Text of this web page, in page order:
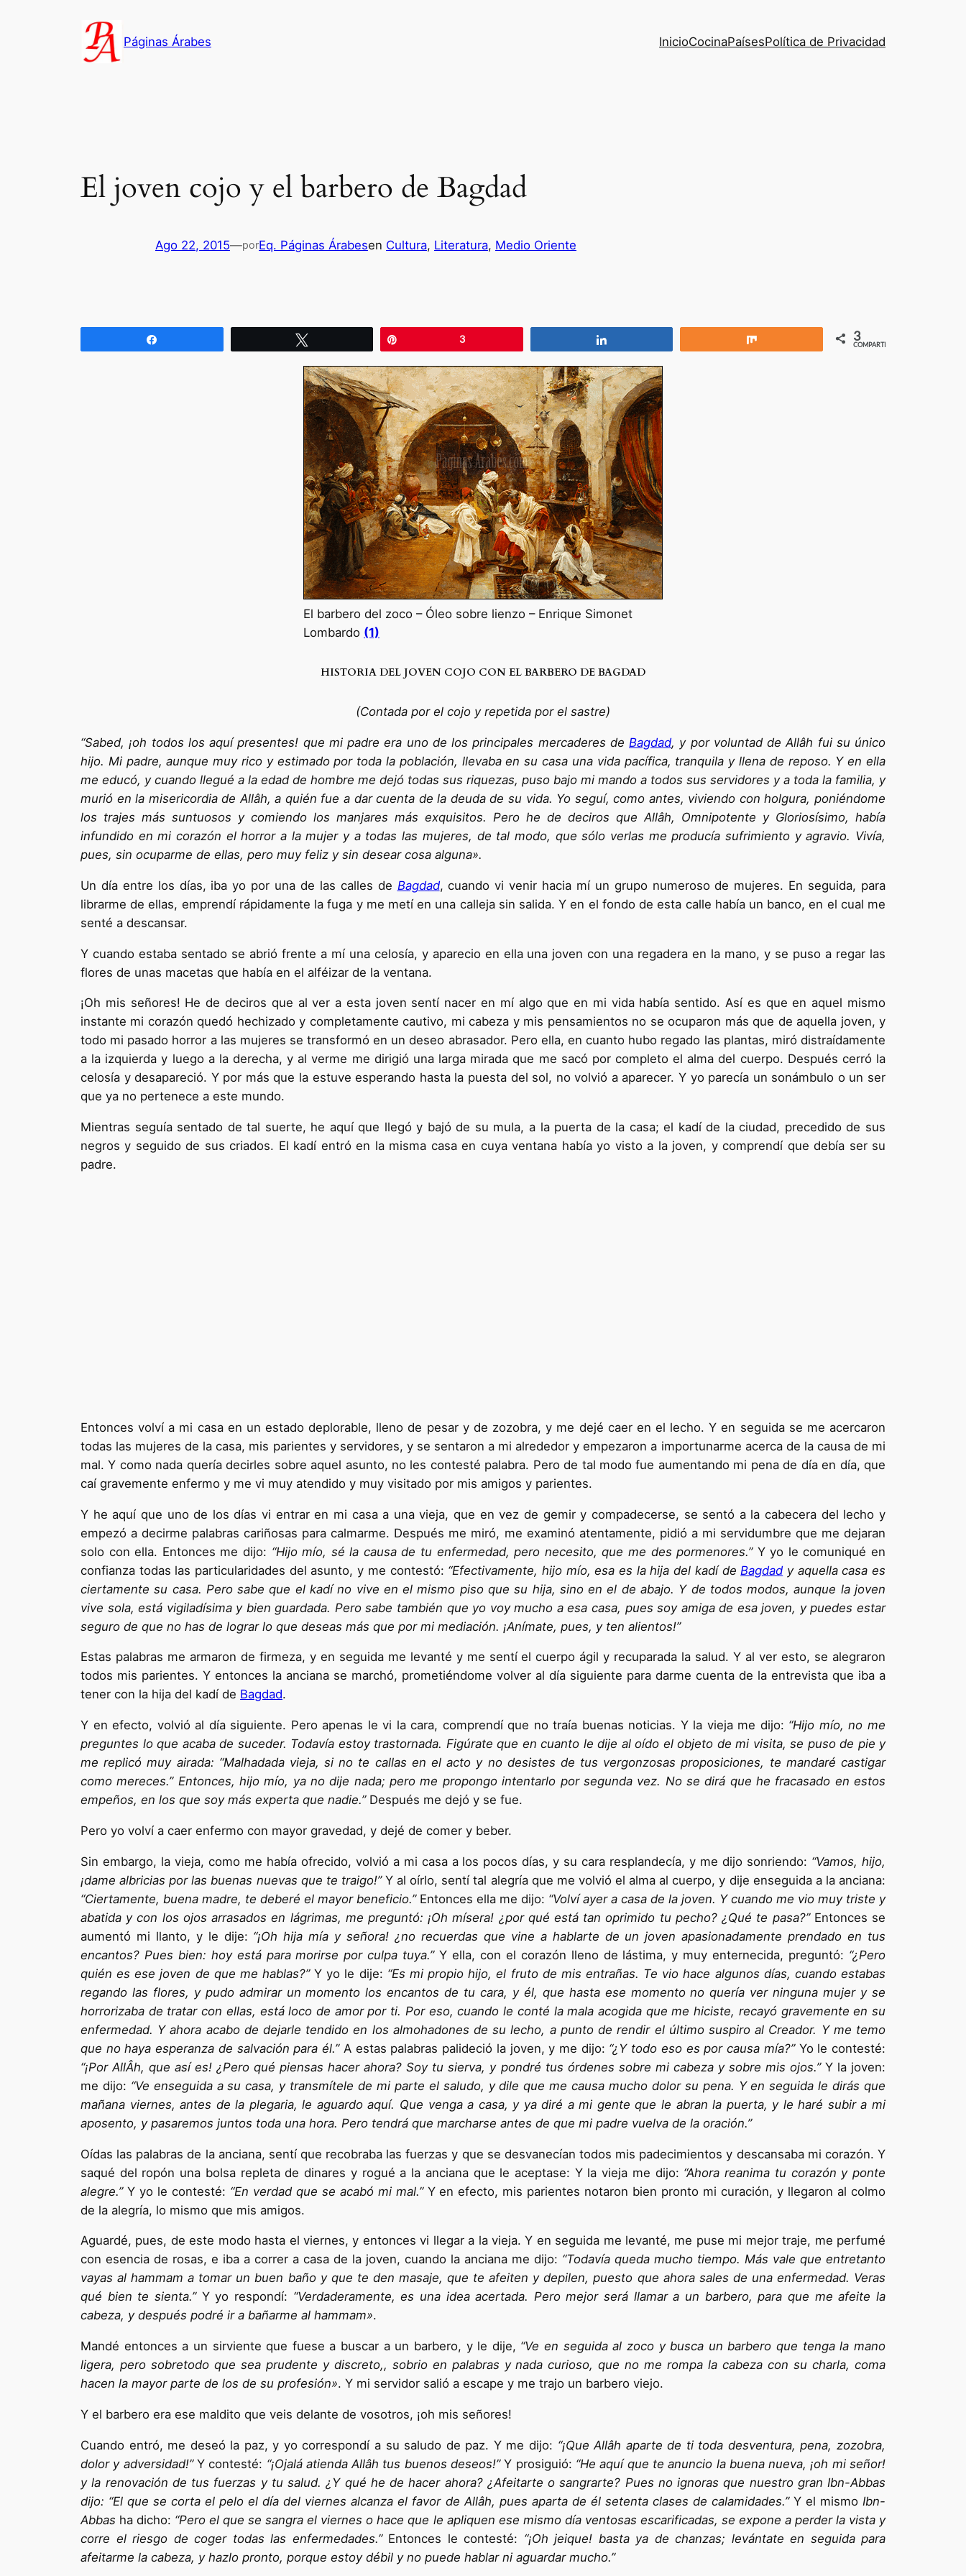
Páginas Árabes InicioCocinaPaísesPolítica de Privacidad
El joven cojo y el barbero de Bagdad
Ago 22, 2015—porEq. Páginas Árabesen Cultura, Literatura, Medio Oriente
3 3
COMPARTIR
El barbero del zoco – Óleo sobre lienzo – Enrique Simonet
Lombardo (1)
HISTORIA DEL JOVEN COJO CON EL BARBERO DE BAGDAD
(Contada por el cojo y repetida por el sastre)
“Sabed, ¡oh todos los aquí pre­sentes! que mi padre era uno de los principales mercaderes de Bagdad, y por voluntad de Allâh fui su único
hijo. Mi padre, aunque muy rico y estimado por toda la población, lle­vaba en su casa una vida pacífica, tranquila y llena de reposo. Y en ella
me educó, y cuando llegué a la edad de hombre me dejó todas sus riquezas, puso bajo mi mando a todos sus servidores y a toda la familia, y
murió en la misericordia de Allâh, a quién fue a dar cuenta de la deuda de su vida. Yo seguí, como antes, viviendo con holgura, poniéndome
los trajes más suntuosos y comiendo los manjares más exquisitos. Pero he de deciros que Allâh, Omnipotente y Gloriosísimo, había
infundido en mi corazón el horror a la mujer y a todas las mujeres, de tal modo, que sólo verlas me producía sufrimiento y agravio. Vi­vía,
pues, sin ocuparme de ellas, pero muy feliz y sin desear cosa alguna».
Un día entre los días, iba yo por una de las calles de Bagdad, cuando vi venir hacia mí un grupo nume­roso de mujeres. En seguida, para
librarme de ellas, emprendí rápida­mente la fuga y me metí en una calleja sin salida. Y en el fondo de esta calle había un banco, en el cual me
senté a descansar.
Y cuando estaba sentado se abrió frente a mí una celosía, y aparecio en ella una joven con una regadera en la mano, y se puso a regar las
flores de unas macetas que había en el alféizar de la ventana.
¡Oh mis señores! He de deciros que al ver a esta joven sentí nacer en mí algo que en mi vida había sentido. Así es que en aquel mismo
instante mi corazón quedó hechi­zado y completamente cautivo, mi cabeza y mis pensamientos no se ocuparon más que de aquella joven, y
todo mi pasado horror a las muje­res se transformó en un deseo abra­sador. Pero ella, en cuanto hubo regado las plantas, miró distraída­mente
a la izquierda y luego a la derecha, y al verme me dirigió una larga mirada que me sacó por com­pleto el alma del cuerpo. Después cerró la
celosía y desapareció. Y por más que la estuve esperando hasta la puesta del sol, no volvió a aparecer. Y yo parecía un sonámbulo o un ser
que ya no pertenece a este mundo.
Mientras seguía sentado de tal suerte, he aquí que llegó y bajó de su mula, a la puerta de la casa; el kadí de la ciudad, precedido de sus
negros y seguido de sus criados. El kadí entró en la misma casa en cuya ventana había yo visto a la joven, y comprendí que debía ser su
padre.
Entonces volví a mi casa en un estado deplorable, lleno de pesar y de zozobra, y me dejé caer en el le­cho. Y en seguida se me acercaron
todas las mujeres de la casa, mis parientes y servidores, y se sentaron a mi alrededor y empezaron a im­portunarme acerca de la causa de mi
mal. Y como nada quería decirles sobre aquel asunto, no les contesté palabra. Pero de tal modo fue au­mentando mi pena de día en día, que
caí gravemente enfermo y me vi muy atendido y muy visitado por mis amigos y parientes.
Y he aquí que uno de los días vi entrar en mi casa a una vieja, que en vez de gemir y compadecerse, se sentó a la cabecera del lecho y
empe­zó a decirme palabras cariñosas para calmarme. Después me miró, me exa­minó atentamente, pidió a mi servi­dumbre que me dejaran
solo con ella. Entonces me dijo: “Hijo mío, sé la causa de tu enfermedad, pero necesito, que me des pormenores.”Y yo le comuniqué en
confianza todas las particularidades del asunto, y me contestó: “Efectivamente, hijo mío, esa es la hija del kadí de Bagdady aquella casa es
ciertamente su casa. Pero sabe que el kadí no vive en el mismo piso que su hija, sino en el de abajo. Y de todos modos, aunque la joven
vive sola, está vigiladísima y bien guardada. Pero sabe también que yo voy mu­cho a esa casa, pues soy amiga de esa joven, y puedes estar
seguro de que no has de lograr lo que deseas más que por mi mediación. ¡Anímate, pues, y ten alientos!”
Estas palabras me armaron de firmeza, y en seguida me levanté y me sentí el cuerpo ágil y recuparada la salud. Y al ver esto, se alegraron
todos mis parientes. Y entonces la anciana se marchó, prometiéndome volver al día siguiente para darme cuenta de la entrevista que iba a
tener con la hija del kadí de Bagdad.
Y en efecto, volvió al día siguiente. Pero apenas le vi la cara, compren­dí que no traía buenas noticias. Y la vieja me dijo: “Hijo mío, no me
preguntes lo que acaba de suceder. Todavía estoy trastornada. Figúrate que en cuanto le dije al oído el objeto de mi visita, se puso de pie y
me replicó muy airada: “Malhadada vie­ja, si no te callas en el acto y no desistes de tus vergonzosas proposi­ciones, te mandaré castigar
como mereces.” Entonces, hijo mío, ya no dije nada; pero me propongo inten­tarlo por segunda vez. No se dirá que he fracasado en estos
empeños, en los que soy más experta que nadie.”Después me dejó y se fue.
Pero yo volví a caer enfermo con mayor gravedad, y dejé de comer y beber.
Sin embargo, la vieja, como me había ofrecido, volvió a mi casa a los pocos días, y su cara resplan­decía, y me dijo sonriendo: “Vamos, hijo,
¡dame albricias por las buenas nuevas que te traigo!”Y al oírlo, sentí tal alegría que me volvió el alma al cuerpo, y dije enseguida a la anciana:
“Ciertamente, buena madre, te deberé el mayor benefi­cio.”Entonces ella me dijo: “Volví ayer a casa de la joven. Y cuando me vio muy triste y
abatida y con los ojos arrasados en lágrimas, me preguntó: ¡Oh mísera! ¿por qué está tan oprimido tu pecho? ¿Qué te pasa?”Entonces se
aumentó mi llan­to, y le dije: “¡Oh hija mía y señora! ¿no recuerdas que vine a hablarte de un joven apasionadamente pren­dado en tus
encantos? Pues bien: hoy está para morirse por culpa tuya.”Y ella, con el corazón lleno de lás­tima, y muy enternecida, preguntó: “¿Pero
quién es ese joven de que me hablas?”Y yo le dije: “Es mi propio hijo, el fruto de mis entrañas. Te vio hace algunos días, cuando estabas
regando las flores, y pudo admirar un momento los encantos de tu cara, y él, que hasta ese momento no quería ver ninguna mujer y se
horrorizaba de tratar con ellas, está loco de amor por ti. Por eso, cuando le conté la mala acogida que me hiciste, recayó grave­mente en su
enfermedad. Y ahora acabo de dejarle tendido en los almohadones de su lecho, a punto de rendir el último suspiro al Crea­dor. Y me temo
que no haya espe­ranza de salvación para él.”A estas palabras palideció la joven, y me dijo: “¿Y todo eso es por causa mía?”Yo le contesté:
“¡Por AllÂh, que así es! ¿Pero qué piensas hacer ahora? Soy tu sierva, y pondré tus órdenes sobre mi cabeza y sobre mis ojos.”Y la joven:
me dijo: “Ve enseguida a su casa, y transmítele de mi parte el saludo, y dile que me causa mucho dolor su pena. Y en seguida le dirás que
mañana vier­nes, antes de la plegaria, le aguar­do aquí. Que venga a casa, y ya diré a mi gente que le abran la puer­ta, y le haré subir a mi
aposento, y pasaremos juntos toda una hora. Pero tendrá que marcharse antes de que mi padre vuelva de la oración.”
Oídas las palabras de la anciana, sentí que recobraba las fuerzas y que se desvanecían todos mis pade­cimientos y descansaba mi corazón. Y
saqué del ropón una bolsa repleta de dinares y rogué a la anciana que le aceptase: Y la vieja me dijo: “Ahora reanima tu corazón y ponte
alegre.”Y yo le contesté: “En verdad que se acabó mi mal.”Y en efecto, mis parientes notaron bien pronto mi curación, y llegaron al colmo
de la alegría, lo mismo que mis amigos.
Aguardé, pues, de este modo hasta el viernes, y entonces vi llegar a la vieja. Y en seguida me levanté, me puse mi mejor traje, me perfumé
con esencia de rosas, e iba a correr a casa de la joven, cuando la anciana me dijo: “Todavía queda mucho tiempo. Más vale que entretanto
vayas al hammam a tomar un buen baño y que te den masaje, que te afeiten y depilen, puesto que ahora sales de una enfermedad. Veras
qué bien te sienta.”Y yo respondí: “Ver­daderamente, es una idea acertada. Pero mejor será llamar a un barbero, para que me afeite la
cabeza, y después podré ir a bañarme al ham­mam».
Mandé entonces a un sirviente que fuese a buscar a un barbero, y le dije, “Ve en seguida al zoco y busca un barbero que tenga la mano
ligera, pero sobretodo que sea prudente y discreto,, sobrio en palabras y nada curioso, que no me rompa la cabeza con su charla, coma
hacen la mayor parte de los de su profesión». Y mi servidor salió a escape y me trajo un barbero viejo.
Y el barbero era ese maldito que veis delante de vosotros, ¡oh mis señores!
Cuando entró, me deseó la paz, y yo correspondí a su saludo de paz. Y me dijo: “¡Que Allâh aparte de ti toda desventura, pena, zozobra,
dolor y adversidad!”Y contesté: “¡Ojalá atienda Allâh tus buenos deseos!”Y prosiguió: “He aquí que te anuncio la buena nueva, ¡oh mi señor!
y la renovación de tus fuerzas y tu salud. ¿Y qué he de hacer ahora? ¿Afei­tarte o sangrarte? Pues no ignoras que nuestro gran Ibn-Abbas
dijo: “El que se corta el pelo el día del viernes alcanza el favor de Allâh, pues aparta de él setenta clases de calamidades.”Y el mismo Ibn-
Abbas ha dicho: “Pero el que se sangra el viernes o hace que le apliquen ese mismo día ventosas escarificadas, se expone a perder la vista y
corre el riesgo de coger todas las enfermeda­des.”Entonces le contesté: “¡Oh jeique! basta ya de chanzas; levántate en seguida para
afeitarme la cabeza, y hazlo pronto, porque estoy débil y no puede hablar ni aguardar mu­cho.”